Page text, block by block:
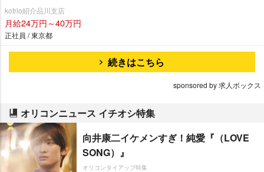
kotrio紹介品川支店
月給24万円～40万円
正社員 / 東京都
続きはこちら
sponsored by 求人ボックス
オリコンニュース イチオシ特集
向井康二イケメンすぎ！純愛『（LOVE
SONG）』
オリコンタイアップ特集